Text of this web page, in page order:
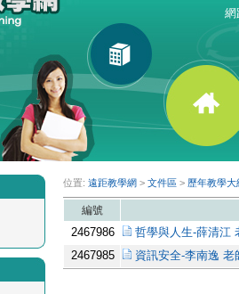
網
位置: 遠距教學網 > 文件區 > 歷年教學大
編號
2467986
哲學與人生-薛清江
2467985
資訊安全-李南逸 老